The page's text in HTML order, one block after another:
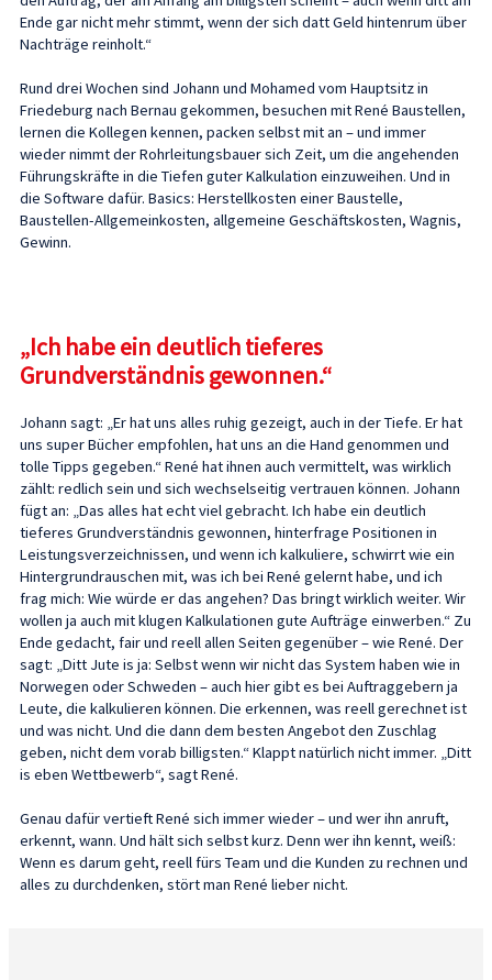
Ende gar nicht mehr stimmt, wenn der sich datt Geld hintenrum über
Nachträge reinholt.“
Rund drei Wochen sind Johann und Mohamed vom Hauptsitz in
Friedeburg nach Bernau gekommen, besuchen mit René Baustellen,
lernen die Kollegen kennen, packen selbst mit an – und immer
wieder nimmt der Rohrleitungsbauer sich Zeit, um die angehenden
Führungskräfte in die Tiefen guter Kalkulation einzuweihen. Und in
die Software dafür. Basics: Herstellkosten einer Baustelle,
Baustellen-Allgemeinkosten, allgemeine Geschäftskosten, Wagnis,
Gewinn.
„Ich habe ein deutlich tieferes
Grundverständnis gewonnen.“
Johann sagt: „Er hat uns alles ruhig gezeigt, auch in der Tiefe. Er hat
uns super Bücher empfohlen, hat uns an die Hand genommen und
tolle Tipps gegeben.“ René hat ihnen auch vermittelt, was wirklich
zählt: redlich sein und sich wechselseitig vertrauen können. Johann
fügt an: „Das alles hat echt viel gebracht. Ich habe ein deutlich
tieferes Grundverständnis gewonnen, hinterfrage Positionen in
Leistungsverzeichnissen, und wenn ich kalkuliere, schwirrt wie ein
Hintergrundrauschen mit, was ich bei René gelernt habe, und ich
frag mich: Wie würde er das angehen? Das bringt wirklich weiter. Wir
wollen ja auch mit klugen Kalkulationen gute Aufträge einwerben.“ Zu
Ende gedacht, fair und reell allen Seiten gegenüber – wie René. Der
sagt: „Ditt Jute is ja: Selbst wenn wir nicht das System haben wie in
Norwegen oder Schweden – auch hier gibt es bei Auftraggebern ja
Leute, die kalkulieren können. Die erkennen, was reell gerechnet ist
und was nicht. Und die dann dem besten Angebot den Zuschlag
geben, nicht dem vorab billigsten.“ Klappt natürlich nicht immer. „Ditt
is eben Wettbewerb“, sagt René.
Genau dafür vertieft René sich immer wieder – und wer ihn anruft,
erkennt, wann. Und hält sich selbst kurz. Denn wer ihn kennt, weiß:
Wenn es darum geht, reell fürs Team und die Kunden zu rechnen und
alles zu durchdenken, stört man René lieber nicht.